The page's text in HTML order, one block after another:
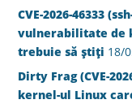
CVE-2026-46333
vulnerabilitate de
trebuie să știți 18/
Dirty Frag (CVE-
kernel-ul Linux